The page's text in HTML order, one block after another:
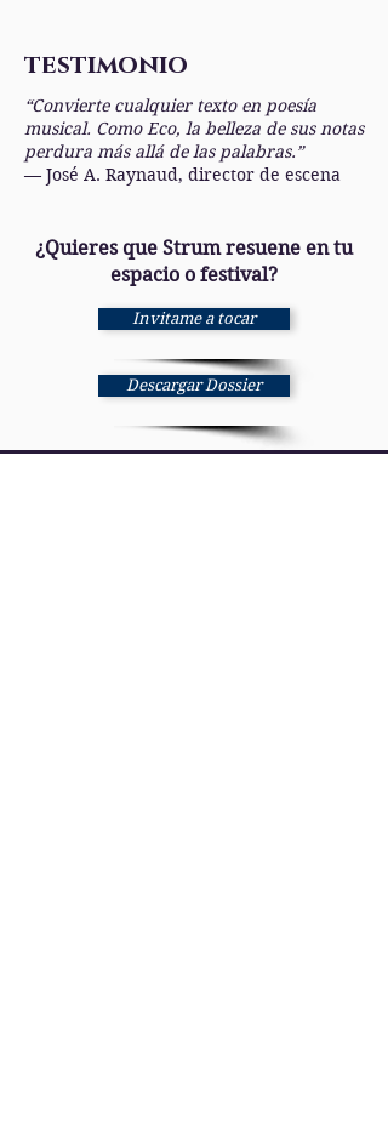
testimonio
“Convierte cualquier texto en poesía
musical. Como Eco, la belleza de sus notas
perdura más allá de las palabras.”
— José A. Raynaud, director de escena
¿Quieres que Strum resuene en tu
espacio o festival?
Invitame a tocar
Descargar Dossier